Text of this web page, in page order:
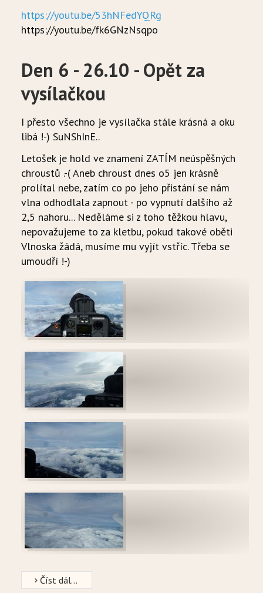
https://youtu.be/53hNFedYQRg
https://youtu.be/fk6GNzNsqpo
Den 6 - 26.10 - Opět za
vysílačkou
I přesto všechno je vysílačka stále krásná a oku
libá !-) SuNShInE..
Letošek je hold ve znamení ZATÍM neúspěšných
chroustů .-( Aneb chroust dnes o5 jen krásně
prolítal nebe, zatím co po jeho přistání se nám
vlna odhodlala zapnout - po vypnutí dalšího až
2,5 nahoru... Neděláme si z toho těžkou hlavu,
nepovažujeme to za kletbu, pokud takové oběti
Vlnoska žádá, musíme mu vyjít vstříc. Třeba se
umoudří !-)
Číst dál...